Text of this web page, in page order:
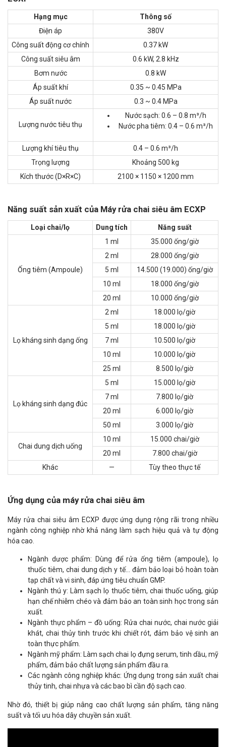
Hạng mục
Thông số
Điện áp
380V
Công suất động cơ chính
0.37 kW
Công suất siêu âm
0.6 kW, 2.8 kHz
Bơm nước
0.8 kW
Áp suất khí
0.35 ~ 0.45 MPa
Áp suất nước
0.3 ~ 0.4 MPa
Lượng nước tiêu thụ
Nước sạch: 0.6 – 0.8 m³/h
Nước pha tiêm: 0.4 – 0.6 m³/h
Lượng khí tiêu thụ
0.4 – 0.6 m³/h
Trọng lượng
Khoảng 500 kg
Kích thước (D×R×C)
2100 × 1150 × 1200 mm
Năng suất sản xuất của Máy rửa chai siêu âm ECXP
Loại chai/lọ Dung tích Năng suất
Ống tiêm (Ampoule)
1 ml
35.000 ống/giờ
2 ml
28.000 ống/giờ
5 ml
14.500 (19.000) ống/giờ
10 ml
18.000 ống/giờ
20 ml
10.000 ống/giờ
Lọ kháng sinh dạng ống
2 ml
18.000 lọ/giờ
5 ml
18.000 lọ/giờ
7 ml
10.500 lọ/giờ
10 ml
10.000 lọ/giờ
25 ml
8.500 lọ/giờ
Lọ kháng sinh dạng đúc
5 ml
15.000 lọ/giờ
7 ml
7.800 lọ/giờ
20 ml
6.000 lọ/giờ
50 ml
3.000 lọ/giờ
Chai dung dịch uống
10 ml
15.000 chai/giờ
20 ml
7.800 chai/giờ
Khác
— Tùy theo thực tế
Ứng dụng của máy rửa chai siêu âm
Máy rửa chai siêu âm ECXP được ứng dụng rộng rãi trong nhiều
ngành công nghiệp nhờ khả năng làm sạch hiệu quả và tự động
hóa cao.
Ngành dược phẩm: Dùng để rửa ống tiêm (ampoule), lọ
thuốc tiêm, chai dung dịch y tế… đảm bảo loại bỏ hoàn toàn
tạp chất và vi sinh, đáp ứng tiêu chuẩn GMP.
Ngành thú y: Làm sạch lọ thuốc tiêm, chai thuốc uống, giúp
hạn chế nhiễm chéo và đảm bảo an toàn sinh học trong sản
xuất.
Ngành thực phẩm – đồ uống: Rửa chai nước, chai nước giải
khát, chai thủy tinh trước khi chiết rót, đảm bảo vệ sinh an
toàn thực phẩm.
Ngành mỹ phẩm: Làm sạch chai lọ đựng serum, tinh dầu, mỹ
phẩm, đảm bảo chất lượng sản phẩm đầu ra.
Các ngành công nghiệp khác: Ứng dụng trong sản xuất chai
thủy tinh, chai nhựa và các bao bì cần độ sạch cao.
Nhờ đó, thiết bị giúp nâng cao chất lượng sản phẩm, tăng năng
suất và tối ưu hóa dây chuyền sản xuất.